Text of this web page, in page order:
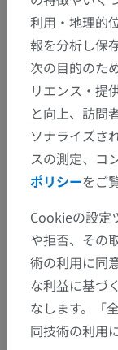
利用・地理的
報を分析し保
次の目的のた
リエンス・提
と向上、訪問
ソナライズさ
スの測定、コ
ポリシーをご
Cookieの設定
や拒否、その
術の利用に同
な利益に基づ
なします。「
同技術の利用